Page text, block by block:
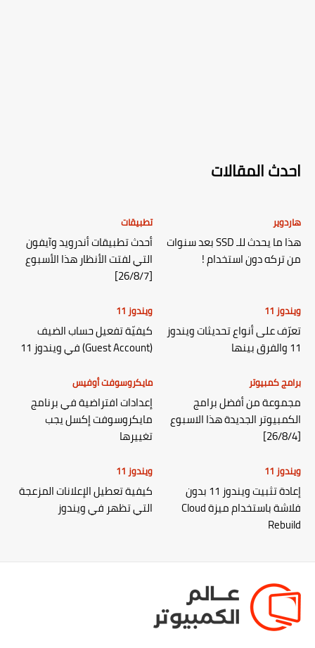
احدث المقالات
هاردوير
هذا ما يحدث للـ SSD بعد سنوات
من تركه دون استخدام !
تطبيقات
أحدث تطبيقات أندرويد وآيفون
التي لفتت الأنظار هذا الأسبوع
[26/8/7]
ويندوز 11
تعرّف على أنواع تحديثات ويندوز
11 والفرق بينها
ويندوز 11
كيفيّة تفعيل حساب الضيف
(Guest Account) في ويندوز 11
برامج كمبيوتر
مجموعة من أفضل برامج
الكمبيوتر الجديدة هذا الاسبوع
[26/8/4]
مايكروسوفت أوفيس
إعدادات افتراضية في برنامج
مايكروسوفت إكسل يجب
تغييرها
ويندوز 11
إعادة تثبيت ويندوز 11 بدون
فلاشة باستخدام ميزة Cloud
Rebuild
ويندوز 11
كيفية تعطيل الإعلانات المزعجة
التي تظهر في ويندوز